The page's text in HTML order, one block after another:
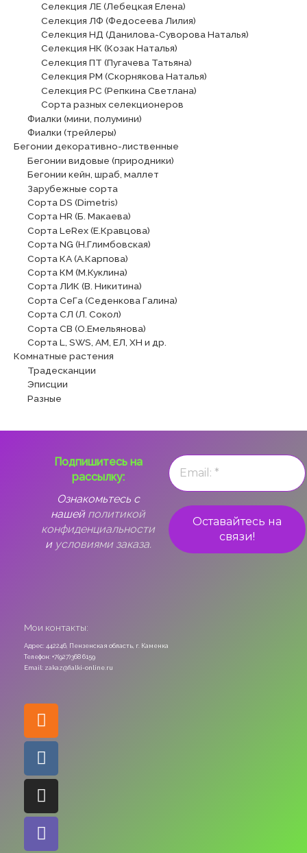
Селекция ЛЕ (Лебецкая Елена)
Селекция ЛФ (Федосеева Лилия)
Селекция НД (Данилова-Суворова Наталья)
Селекция НК (Козак Наталья)
Селекция ПТ (Пугачева Татьяна)
Селекция РМ (Скорнякова Наталья)
Селекция РС (Репкина Светлана)
Сорта разных селекционеров
Фиалки (мини, полумини)
Фиалки (трейлеры)
Бегонии декоративно-лиственные
Бегонии видовые (природники)
Бегонии кейн, шраб, маллет
Зарубежные сорта
Сорта DS (Dimetris)
Сорта HR (Б. Макаева)
Сорта LeRex (Е.Кравцова)
Сорта NG (Н.Глимбовская)
Сорта КА (А.Карпова)
Сорта КМ (М.Куклина)
Сорта ЛИК (В. Никитина)
Сорта СеГа (Седенкова Галина)
Сорта СЛ (Л. Сокол)
Сорта СВ (О.Емельянова)
Сорта L, SWS, АМ, ЕЛ, ХН и др.
Комнатные растения
Традесканции
Эписции
Разные
Подпишитесь на
рассылку:
Ознакомьтесь с
нашей политикой
конфиденциальности
и условиями заказа.
Мои контакты:
Адрес: 442246, Пензенская область, г. Каменка
Телефон: +7(927)368 6159
Email: zakaz@fialki-online.ru
Odnoklassniki
Vk
Instagram
Viber
Whatsapp